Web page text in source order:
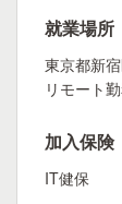
就業場所
東京都新
リモート
加入保険
IT健保